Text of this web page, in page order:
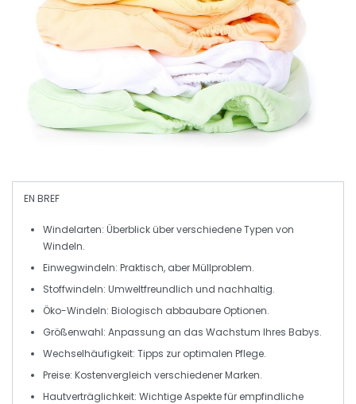
EN BREF
Windelarten: Überblick über verschiedene Typen von
Windeln.
Einwegwindeln: Praktisch, aber Müllproblem.
Stoffwindeln: Umweltfreundlich und nachhaltig.
Öko-Windeln: Biologisch abbaubare Optionen.
Größenwahl: Anpassung an das Wachstum Ihres Babys.
Wechselhäufigkeit: Tipps zur optimalen Pflege.
Preise: Kostenvergleich verschiedener Marken.
Hautverträglichkeit: Wichtige Aspekte für empfindliche